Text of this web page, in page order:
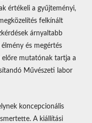
értékeli a gyűjteményi,
felkínált
árnyaltabb
és megértés
előre mutatónak tartja a
Művészeti labor
koncepcionális
A kiállítási